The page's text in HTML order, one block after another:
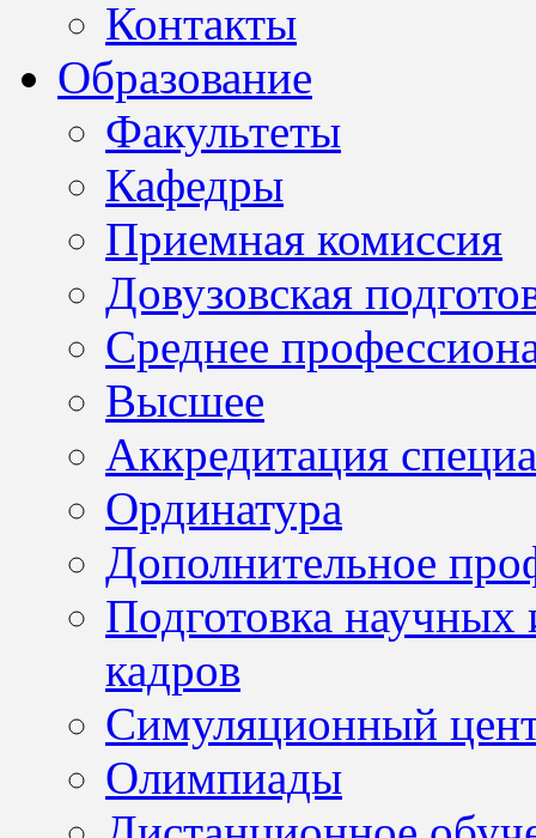
Контакты
Образование
Факультеты
Кафедры
Приемная комиссия
Довузовская
Среднее
Высшее
Аккредитация
Ординатура
Дополнительное
Подготовка научных
кадров
Симуляционный
Олимпиады